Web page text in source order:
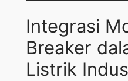
Integrasi
Breaker
Listrik